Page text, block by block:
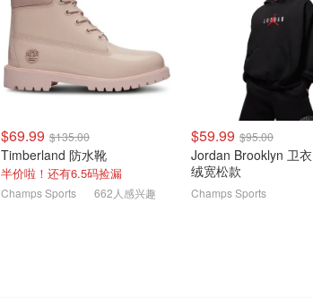
$69.99 $135.00
Timberland 防水靴
半价啦！还有6.5码捡漏
Champs Sports 662人感兴趣
$59.99 $95.00
Jordan Brooklyn 卫衣 男士 拉
绒宽松款
Champs Sports